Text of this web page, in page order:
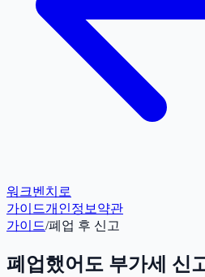
워크벤치로
가이드개인정보 약관
가이드/폐업 후 신고
폐업했어도 부가세 신